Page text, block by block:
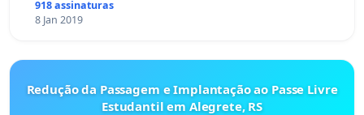
918 assinaturas
8 Jan 2019
Redução da Passagem e Implantação ao Passe Livre
Estudantil em Alegrete, RS